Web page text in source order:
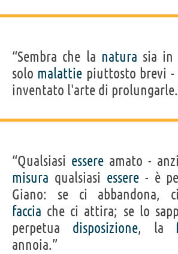
“Sembra che la natura sia in
solo malattie piuttosto brevi -
inventato l'arte di
“Qualsiasi essere amato -
misura qualsiasi essere- è
Giano: se ci abbandona,
faccia che ci attira; se lo
perpetua disposizione, la
annoia.”